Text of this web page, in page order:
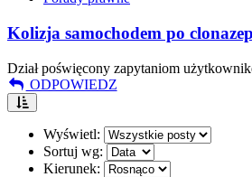
Kolizja samochodem po
Dział poświęcony zapytaniom
ODPOWIEDZ
Wyświetl:
Sortuj wg:
Kierunek: